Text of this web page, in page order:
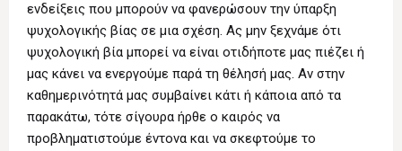
ενδείξεις που μπορούν να φανερώσουν την ύπαρξη
ψυχολογικής βίας σε μια σχέση. Ας μην ξεχνάμε ότι
ψυχολογική βία μπορεί να είναι οτιδήποτε μας πιέζει ή
μας κάνει να ενεργούμε παρά τη θέλησή μας. Αν στην
καθημερινότητά μας συμβαίνει κάτι ή κάποια από τα
παρακάτω, τότε σίγουρα ήρθε ο καιρός να
προβληματιστούμε έντονα και να σκεφτούμε το